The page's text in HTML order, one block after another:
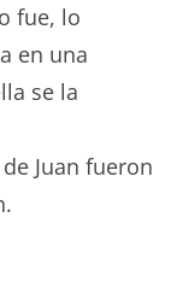
fue, lo
en una
se la
Juan fueron